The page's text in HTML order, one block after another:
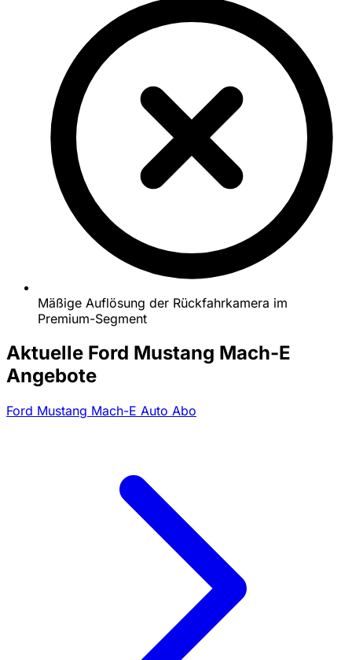
Mäßige Auflösung der Rückfahrkamera im
Premium-Segment
Aktuelle Ford Mustang Mach-E
Angebote
Ford Mustang Mach-E Auto Abo